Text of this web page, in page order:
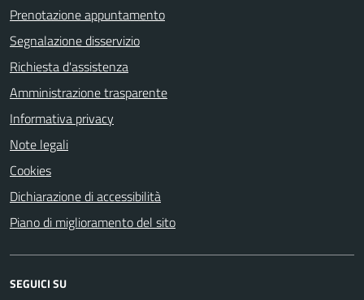
Prenotazione appuntamento
Segnalazione disservizio
Richiesta d'assistenza
Amministrazione trasparente
Informativa privacy
Note legali
Cookies
Dichiarazione di accessibilità
Piano di miglioramento del sito
SEGUICI SU